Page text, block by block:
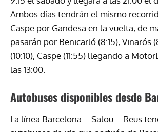
Ambos días tendrán el mismo
Caspe por Gandesa en la vuelta, de
pasarán por Benicarló (8:15), Vinarós
(10:10), Caspe (11:55) llegando a
las 13:00.
Autobuses disponibles desde
La línea Barcelona – Salou – Reus